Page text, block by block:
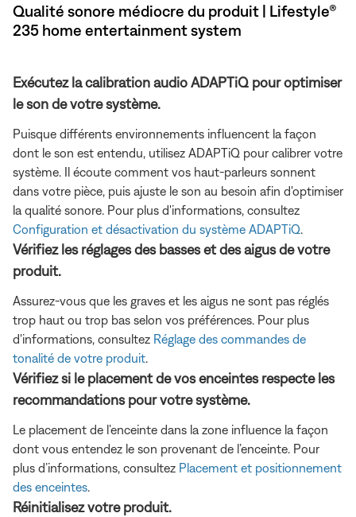
Qualité sonore médiocre du produit | Lifestyle®
235 home entertainment system
Exécutez la calibration audio ADAPTiQ pour optimiser
le son de votre système.
Puisque différents environnements influencent la façon
dont le son est entendu, utilisez ADAPTiQ pour calibrer votre
système. Il écoute comment vos haut-parleurs sonnent
dans votre pièce, puis ajuste le son au besoin afin d'optimiser
la qualité sonore. Pour plus d'informations, consultez
Configuration et désactivation du système ADAPTiQ
Vérifiez les réglages des basses et des aigus de votre
produit.
Assurez-vous que les graves et les aigus ne sont pas réglés
trop haut ou trop bas selon vos préférences. Pour plus
d'informations, consultez Réglage des commandes de
tonalité de votre produit
Vérifiez si le placement de vos enceintes respecte les
recommandations pour votre système.
Le placement de l’enceinte dans la zone influence la façon
dont vous entendez le son provenant de l’enceinte. Pour
plus d’informations, consultez Placement et positionnement
des enceintes
Réinitialisez votre produit.